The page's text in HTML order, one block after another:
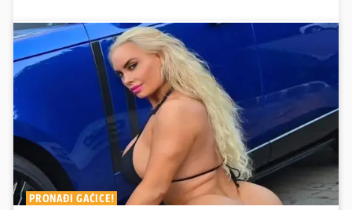
PRONAĐI GAĆICE!